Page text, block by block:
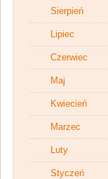
Sierpień
Lipiec
Czerwiec
Maj
Kwiecień
Marzec
Luty
Styczeń